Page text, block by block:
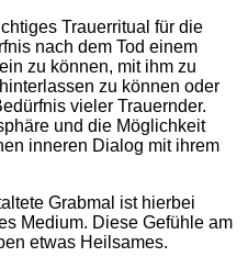
Trauerritual für die
nach dem Tod einem
zu können, mit ihm zu
zu können oder
vieler Trauernder.
und die Möglichkeit
inneren Dialog mit ihrem
Grabmal ist hierbei
Medium. Diese Gefühle am
etwas Heilsames.